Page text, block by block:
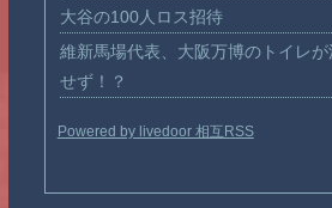
大谷の100人ロス招待
維新馬場代表、大阪万博のトイレ
せず！？
Powered by livedoor 相互RSS